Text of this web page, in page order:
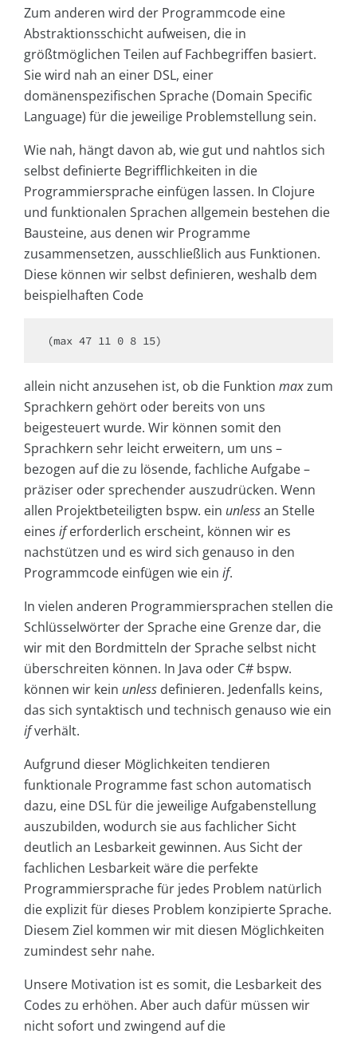
Zum anderen wird der Programmcode eine
Abstraktionsschicht aufweisen, die in
größtmöglichen Teilen auf Fachbegriffen basiert.
Sie wird nah an einer DSL, einer
domänenspezifischen Sprache (Domain Specific
Language) für die jeweilige Problemstellung sein.
Wie nah, hängt davon ab, wie gut und nahtlos sich
selbst definierte Begrifflichkeiten in die
Programmiersprache einfügen lassen. In Clojure
und funktionalen Sprachen allgemein bestehen die
Bausteine, aus denen wir Programme
zusammensetzen, ausschließlich aus Funktionen.
Diese können wir selbst definieren, weshalb dem
beispielhaften Code
(max 47 11 0 8 15)
allein nicht anzusehen ist, ob die Funktion maxzum
Sprachkern gehört oder bereits von uns
beigesteuert wurde. Wir können somit den
Sprachkern sehr leicht erweitern, um uns –
bezogen auf die zu lösende, fachliche Aufgabe –
präziser oder sprechender auszudrücken. Wenn
allen Projektbeteiligten bspw. ein unlessan Stelle
eines iferforderlich erscheint, können wir es
nachstützen und es wird sich genauso in den
Programmcode einfügen wie ein if.
In vielen anderen Programmiersprachen stellen die
Schlüsselwörter der Sprache eine Grenze dar, die
wir mit den Bordmitteln der Sprache selbst nicht
überschreiten können. In Java oder C# bspw.
können wir kein unless definieren. Jedenfalls keins,
das sich syntaktisch und technisch genauso wie ein
ifverhält.
Aufgrund dieser Möglichkeiten tendieren
funktionale Programme fast schon automatisch
dazu, eine DSL für die jeweilige Aufgabenstellung
auszubilden, wodurch sie aus fachlicher Sicht
deutlich an Lesbarkeit gewinnen. Aus Sicht der
fachlichen Lesbarkeit wäre die perfekte
Programmiersprache für jedes Problem natürlich
die explizit für dieses Problem konzipierte Sprache.
Diesem Ziel kommen wir mit diesen Möglichkeiten
zumindest sehr nahe.
Unsere Motivation ist es somit, die Lesbarkeit des
Codes zu erhöhen. Aber auch dafür müssen wir
nicht sofort und zwingend auf die